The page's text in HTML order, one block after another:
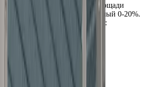
для заполнения. Запас площади
оптимальный 10%, допустимый 0-20%.
в фронтальном сечении: